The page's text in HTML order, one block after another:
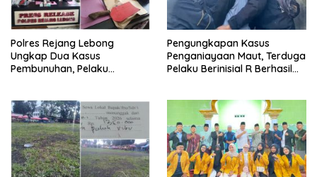
Polres Rejang Lebong
Ungkap Dua Kasus
Pembunuhan, Pelaku
Pengungkapan Kasus
Penganiayaan Maut, Terduga
Pelaku Berinisial R Berhasil